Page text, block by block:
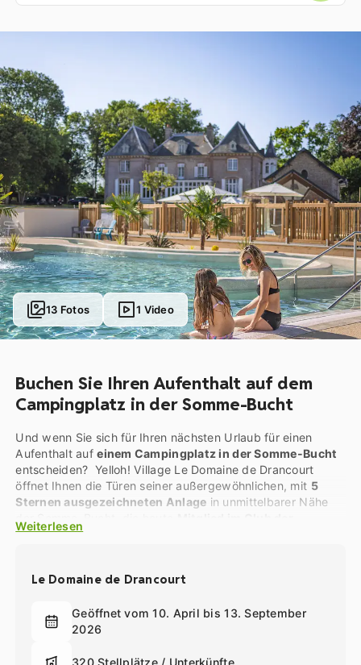
13 Fotos 1 Video
Buchen Sie Ihren Aufenthalt auf dem
Campingplatz in der Somme-Bucht
Und wenn Sie sich für Ihren nächsten Urlaub für einen
Aufenthalt aufeinem Campingplatz in der Somme-Bucht
entscheiden? Yelloh! Village Le Domaine de Drancourt
öffnet Ihnen die Türen seiner außergewöhnlichen, mit 5
Sternen ausgezeichneten Anlage in unmittelbarer Nähe
Schönsten Buchten der Welt ist
Freizeit- und Sporteinrichtungen, um Ihre
In der Gemeinde Estrébœuf am Waldrand gelegen, befindet
Anwesen, in dessen Mitte ein prächtiges Gebäude
Weiterlesen
Le Domaine de Drancourt
Geöffnet vom 10. April bis 13. September
2026
320 Stellplätze / Unterkünfte